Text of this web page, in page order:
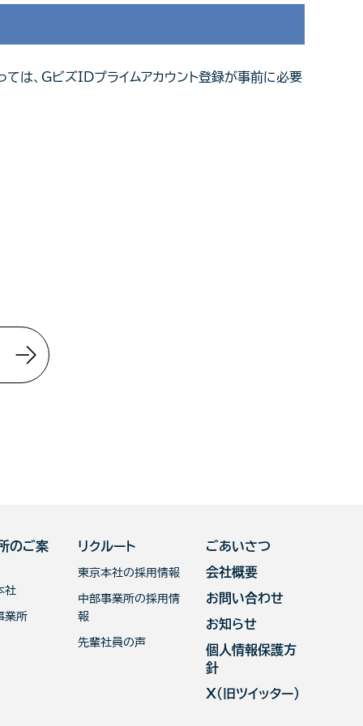
は、GビズIDプライムアカウント登録が事前に必要
のご案
社
業所
リクルート
東京本社の採用情報
中部事業所の採用情
報
先輩社員の声
ごあいさつ
会社概要
お問い合わせ
お知らせ
個人情報保護方
針
X（旧ツイッター）